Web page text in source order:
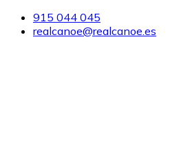
915 044 045
realcanoe@realcanoe.es